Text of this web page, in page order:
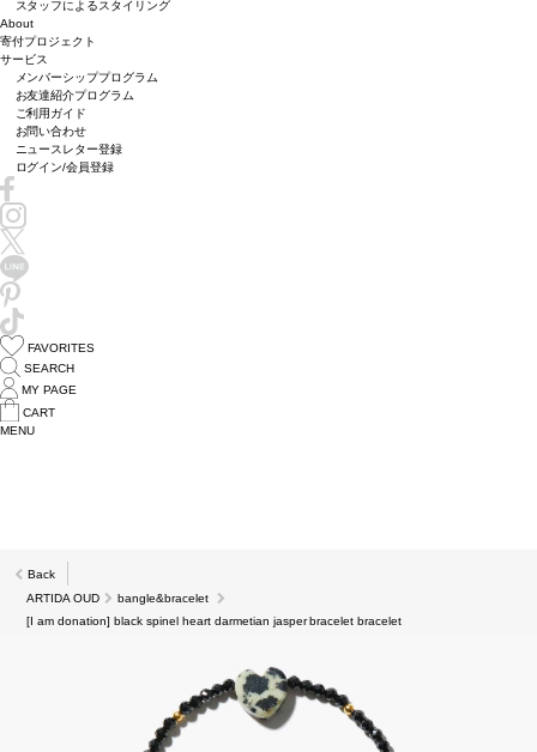
スタッフによるスタイリング
About
寄付プロジェクト
サービス
メンバーシッププログラム
お友達紹介プログラム
ご利用ガイド
お問い合わせ
ニュースレター登録
ログイン/会員登録
FAVORITES
SEARCH
MY PAGE
CART
MENU
Back
ARTIDA OUD
bangle&bracelet
[I am donation] black spinel heart darmetian jasper bracelet bracelet